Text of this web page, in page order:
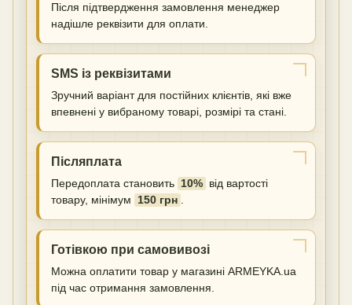
Після підтвердження замовлення менеджер
надішле реквізити для оплати.
SMS із реквізитами
Зручний варіант для постійних клієнтів, які вже
впевнені у вибраному товарі, розмірі та стані.
Післяплата
Передоплата становить 10% від вартості
товару, мінімум
150 грн
Готівкою при самовивозі
Можна оплатити товар у магазині ARMEYKA.ua
під час отримання замовлення.